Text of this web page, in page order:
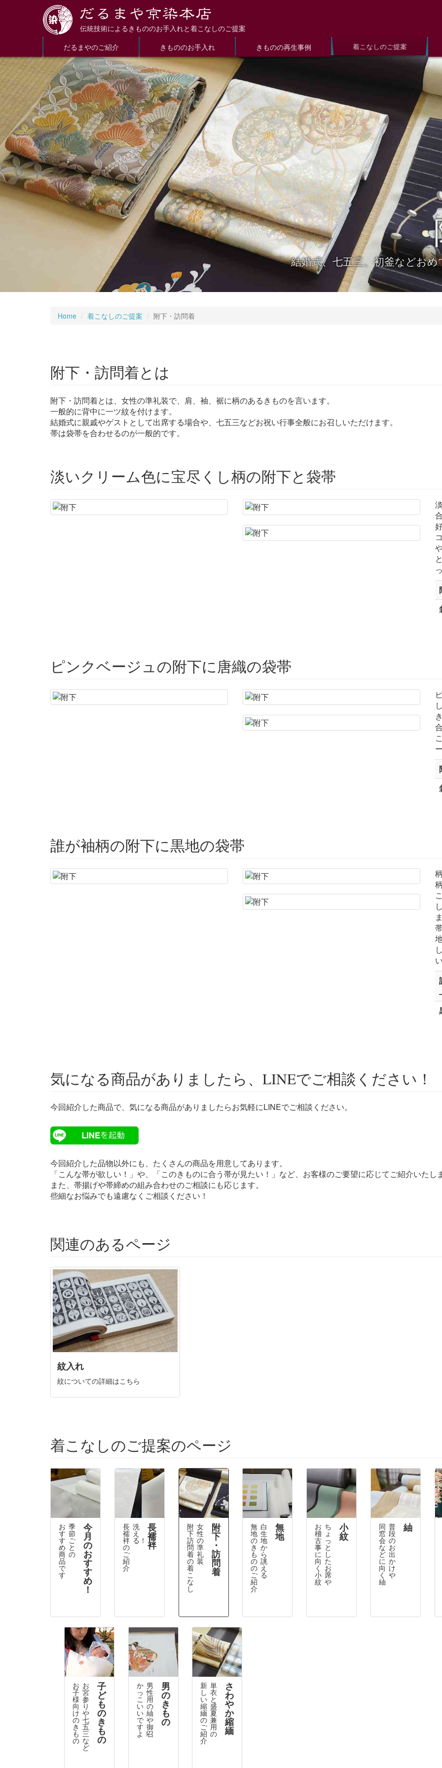
伝統技術によるきもののお手入れと着こなしのご提案
だるまやのご紹介
きもののお手入れ きものの再生事例 着こなしのご提案
結婚式、七五三、初釜などお
Home 着こなしのご提案 附下・訪問着
附下・訪問着とは
附下・訪問着とは、女性の準礼装で、肩、袖、裾に柄のあるきものを言います。
一般的に背中に一ツ紋を付けます。
結婚式に親戚やゲストとして出席する場合や、七五三などお祝い行事全般にお召しいただけます。
帯は袋帯を合わせるのが一般的です。
淡いクリーム色に宝尽くし柄の附下と袋帯
ピンクベージュの附下に唐織の袋帯
誰が袖柄の附下に黒地の袋帯
気になる商品がありましたら、LINEでご相談ください！
今回紹介した商品で、気になる商品がありましたらお気軽にLINEでご相談ください。
今回紹介した品物以外にも、たくさんの商品を用意してあります。
「こんな帯が欲しい！」や、「このきものに合う帯が見たい！」など、お客様のご要望に応じてご紹介いたし
また、帯揚げや帯締めの組み合わせのご相談にも応じます。
些細なお悩みでも遠慮なくご相談ください！
関連のあるページ
紋入れ
紋についての詳細はこちら
着こなしのご提案のページ
今
月
の
お
す
す
め
！
季
節
ご
と
の
お
す
す
め
商
品
で
す
長
襦
袢
洗
え
る！！
長
襦
袢
の
ご
紹
介
附
下
・
訪
問
着
女
性
の
準
礼
装
附
下
訪
問
着
の
着
こ
な
し
無
地
白
生
地
か
ら
誂
え
る
無
地
の
き
も
の
の
ご
紹
介
小
紋
ち
ょ
っ
と
し
た
お
席
や
お
稽
古
事
に
向
く
小
紋
紬
普
段
の
お
出
か
け
や
同
窓
会
な
ど
に
向
く
紬
子
ど
も
の
き
も
の
お
宮
参
り
や
七
五
三
な
ど
お
子
様
向
け
の
き
も
の
男
の
き
も
の
男
性
用
の
紬
や
御
召
か
っ
こ
い
い
で
す
よ！
さ
わ
や
か
縮
緬
単
衣
と
盛
夏
兼
用
の
新
し
い
縮
緬
の
ご
紹
介